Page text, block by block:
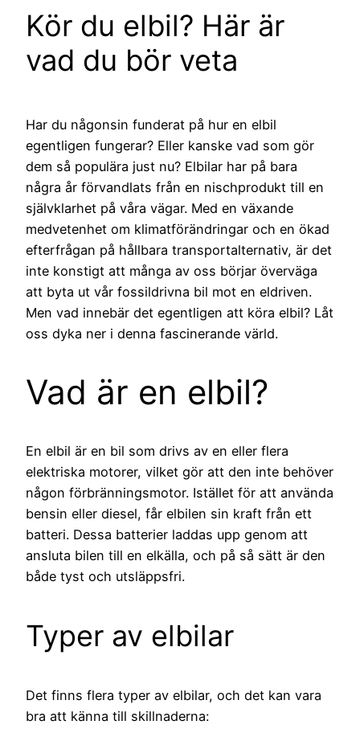
Kör du elbil? Här är
vad du bör veta
Har du någonsin funderat på hur en elbil
egentligen fungerar? Eller kanske vad som gör
dem så populära just nu? Elbilar har på bara
några år förvandlats från en nischprodukt till en
självklarhet på våra vägar. Med en växande
medvetenhet om klimatförändringar och en ökad
efterfrågan på hållbara transportalternativ, är det
inte konstigt att många av oss börjar överväga
att byta ut vår fossildrivna bil mot en eldriven.
Men vad innebär det egentligen att köra elbil? Låt
oss dyka ner i denna fascinerande värld.
Vad är en elbil?
En elbil är en bil som drivs av en eller flera
elektriska motorer, vilket gör att den inte behöver
någon förbränningsmotor. Istället för att använda
bensin eller diesel, får elbilen sin kraft från ett
batteri. Dessa batterier laddas upp genom att
ansluta bilen till en elkälla, och på så sätt är den
både tyst och utsläppsfri.
Typer av elbilar
Det finns flera typer av elbilar, och det kan vara
bra att känna till skillnaderna: